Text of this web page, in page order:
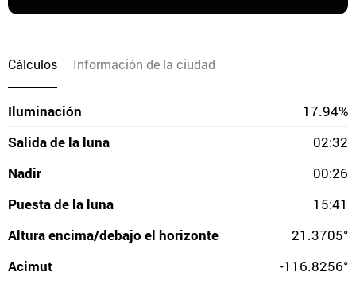
Cálculos Información de la ciudad
Iluminación
17.94%
Salida de la luna
02:32
Nadir
00:26
Puesta de la luna
15:41
Altura encima/debajo el horizonte
21.3705°
Acimut
-116.8256°